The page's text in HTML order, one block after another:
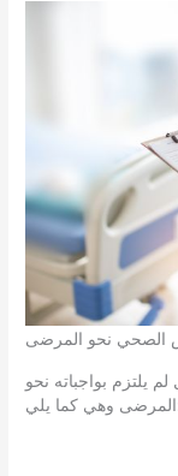
الصحي نحو المرضى
يلتزم بواجباته نحو